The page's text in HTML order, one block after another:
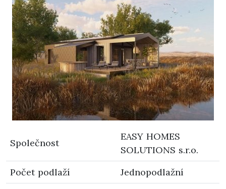
Společnost
EASY HOMES
SOLUTIONS s.r.o.
Počet podlaží
Jednopodlažní